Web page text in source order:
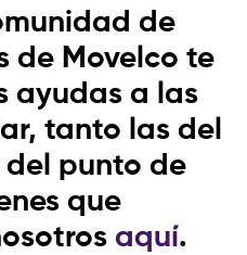
de
de Movelco te
ayudas a las
tanto las del
punto de
que
aquí.